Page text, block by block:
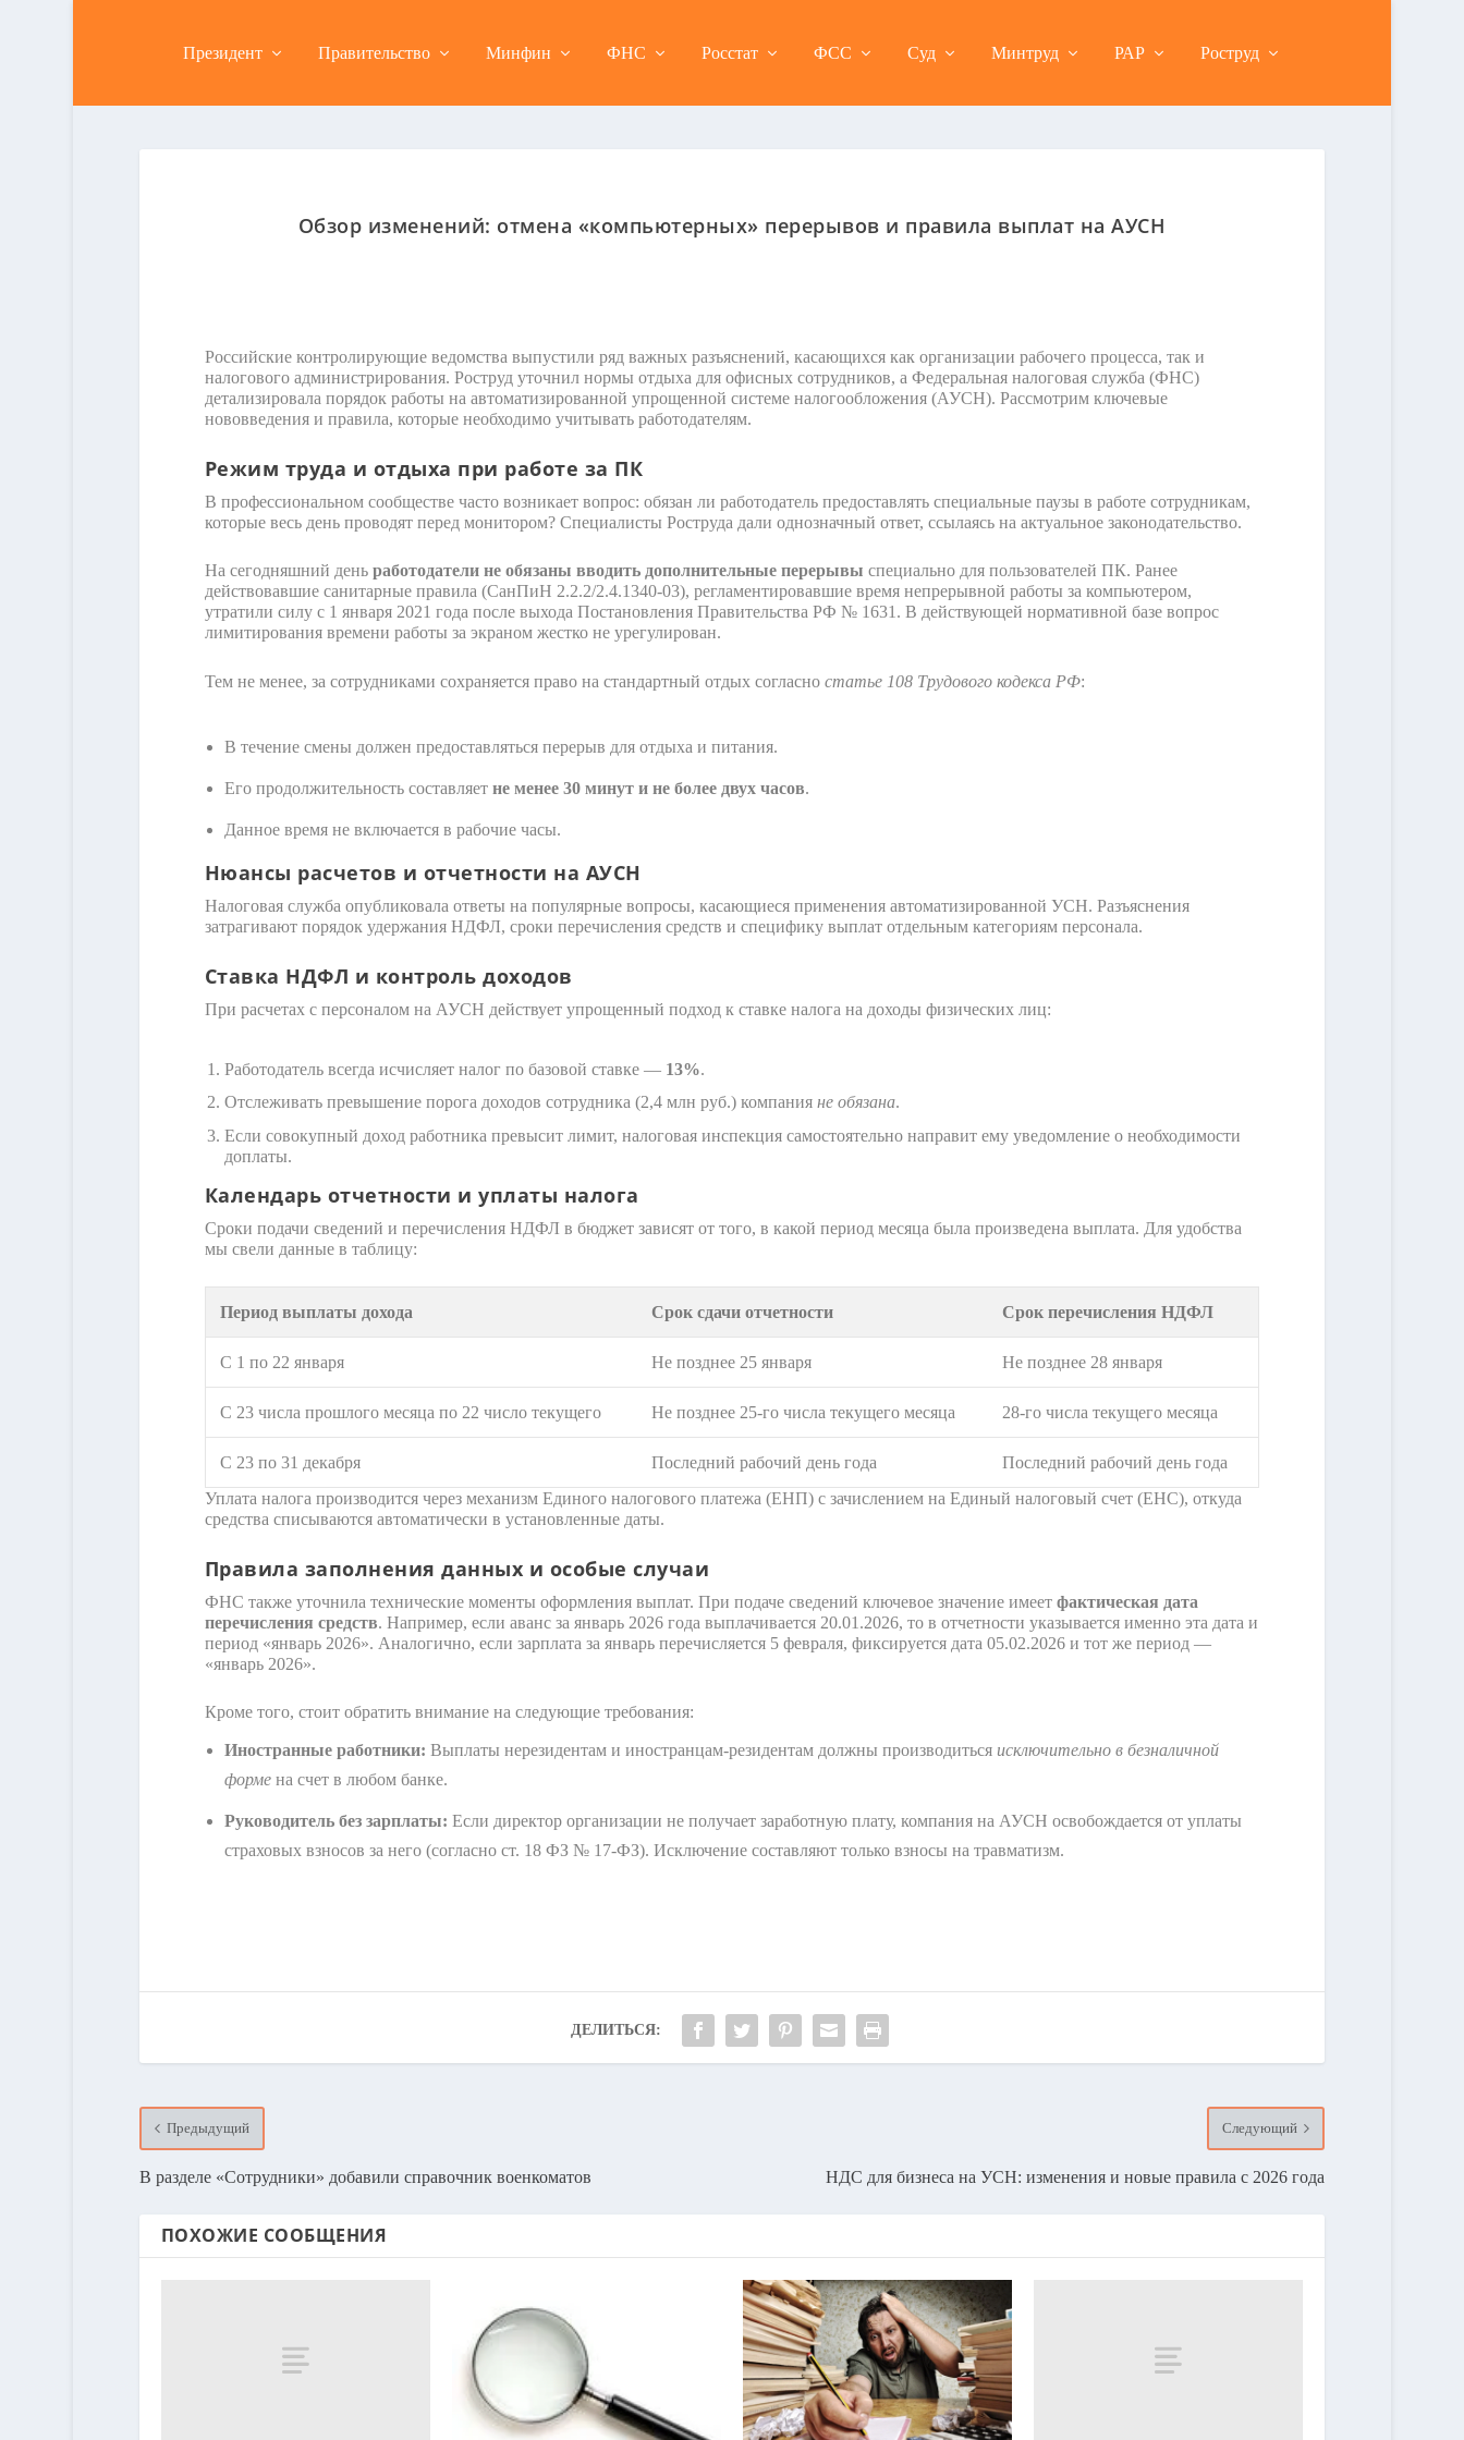
Президент Правительство Минфин ФНС Росстат ФСС Суд Минтруд РАР Роструд
Обзор изменений: отмена «компьютерных» перерывов и правила выплат на АУСН
Российские контролирующие ведомства выпустили ряд важных разъяснений, касающихся как организации рабочего процесса, так и
налогового администрирования. Роструд уточнил нормы отдыха для офисных сотрудников, а Федеральная налоговая служба (ФНС)
детализировала порядок работы на автоматизированной упрощенной системе налогообложения (АУСН). Рассмотрим ключевые
нововведения и правила, которые необходимо учитывать работодателям.
Режим труда и отдыха при работе за ПК
В профессиональном сообществе часто возникает вопрос: обязан ли работодатель предоставлять специальные паузы в работе сотрудникам,
которые весь день проводят перед монитором? Специалисты Роструда дали однозначный ответ, ссылаясь на актуальное законодательство.
На сегодняшний день работодатели не обязаны вводить дополнительные перерывы специально для пользователей ПК. Ранее
действовавшие санитарные правила (СанПиН 2.2.2/2.4.1340-03), регламентировавшие время непрерывной работы за компьютером,
утратили силу с 1 января 2021 года после выхода Постановления Правительства РФ № 1631. В действующей нормативной базе вопрос
лимитирования времени работы за экраном жестко не урегулирован.
Тем не менее, за сотрудниками сохраняется право на стандартный отдых согласно статье 108 Трудового кодекса РФ:
В течение смены должен предоставляться перерыв для отдыха и питания.
Его продолжительность составляет не менее 30 минут и не более двух часов.
Данное время не включается в рабочие часы.
Нюансы расчетов и отчетности на АУСН
Налоговая служба опубликовала ответы на популярные вопросы, касающиеся применения автоматизированной УСН. Разъяснения
затрагивают порядок удержания НДФЛ, сроки перечисления средств и специфику выплат отдельным категориям персонала.
Ставка НДФЛ и контроль доходов
При расчетах с персоналом на АУСН действует упрощенный подход к ставке налога на доходы физических лиц:
Работодатель всегда исчисляет налог по базовой ставке — 13%.
Отслеживать превышение порога доходов сотрудника (2,4 млн руб.) компания не обязана.
Если совокупный доход работника превысит лимит, налоговая инспекция самостоятельно направит ему уведомление о необходимости
доплаты.
Календарь отчетности и уплаты налога
Сроки подачи сведений и перечисления НДФЛ в бюджет зависят от того, в какой период месяца была произведена выплата. Для удобства
мы свели данные в таблицу:
Период выплаты дохода Срок сдачи отчетности Срок перечисления НДФЛ
С 1 по 22 января Не позднее 25 января Не позднее 28 января
С 23 числа прошлого месяца по 22 число текущего Не позднее 25-го числа текущего месяца 28-го числа текущего месяца
С 23 по 31 декабря Последний рабочий день года
Последний рабочий день года
Уплата налога производится через механизм Единого налогового платежа (ЕНП) с зачислением на Единый налоговый счет (ЕНС), откуда
средства списываются автоматически в установленные даты.
Правила заполнения данных и особые случаи
ФНС также уточнила технические моменты оформления выплат. При подаче сведений ключевое значение имеет фактическая дата
перечисления средств. Например, если аванс за январь 2026 года выплачивается 20.01.2026, то в отчетности указывается именно эта дата и
период «январь 2026». Аналогично, если зарплата за январь перечисляется 5 февраля, фиксируется дата 05.02.2026 и тот же период —
«январь 2026».
Кроме того, стоит обратить внимание на следующие требования:
Иностранные работники: Выплаты нерезидентам и иностранцам-резидентам должны производиться исключительно в безналичной
формена счет в любом банке.
Руководитель без зарплаты: Если директор организации не получает заработную плату, компания на АУСН освобождается от уплаты
страховых взносов за него (согласно ст. 18 ФЗ № 17-ФЗ). Исключение составляют только взносы на травматизм.
ДЕЛИТЬСЯ:
Предыдущий
В разделе «Сотрудники» добавили справочник военкоматов
Следующий
НДС для бизнеса на УСН: изменения и новые правила с 2026 года
ПОХОЖИЕ СООБЩЕНИЯ